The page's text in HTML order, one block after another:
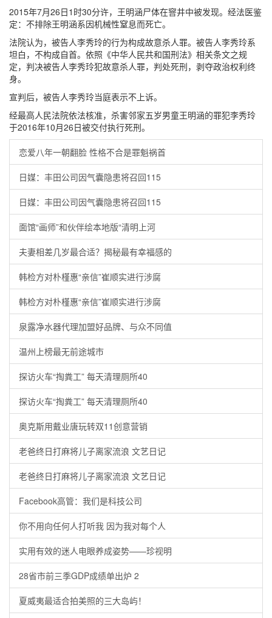
2015年7月26日1时30分许，王明涵尸体在窨井中被发现。经法医鉴
定：不排除王明涵系因机械性窒息而死亡。
法院认为，被告人李秀玲的行为构成故意杀人罪。被告人李秀玲系
坦白，不构成自首。依照《中华人民共和国刑法》相关条文之规
定，判决被告人李秀玲犯故意杀人罪，判处死刑，剥夺政治权利终
身。
宣判后，被告人李秀玲当庭表示不上诉。
经最高人民法院依法核准，杀害邻家五岁男童王明涵的罪犯李秀玲
于2016年10月26日被交付执行死刑。
恋爱八年一朝翻脸 性格不合是罪魁祸首
日媒：丰田公司因气囊隐患将召回115
日媒：丰田公司因气囊隐患将召回115
面馆“画师”和伙伴绘本地版“清明上河
夫妻相差几岁最合适？揭秘最有幸福感的
韩检方对朴槿惠“亲信”崔顺实进行涉腐
韩检方对朴槿惠“亲信”崔顺实进行涉腐
泉露净水器代理加盟好品牌、与众不同值
温州上榜最无前途城市
探访火车“掏粪工” 每天清理厕所40
探访火车“掏粪工” 每天清理厕所40
奥克斯用戴业唐玩转双11创意营销
老爸终日打麻将儿子离家流浪 文艺日记
老爸终日打麻将儿子离家流浪 文艺日记
Facebook高管：我们是科技公司
你不用向任何人打听我 因为我对每个人
实用有效的迷人电眼养成姿势——珍视明
28省市前三季GDP成绩单出炉 2
夏威夷最适合拍美照的三大岛屿！